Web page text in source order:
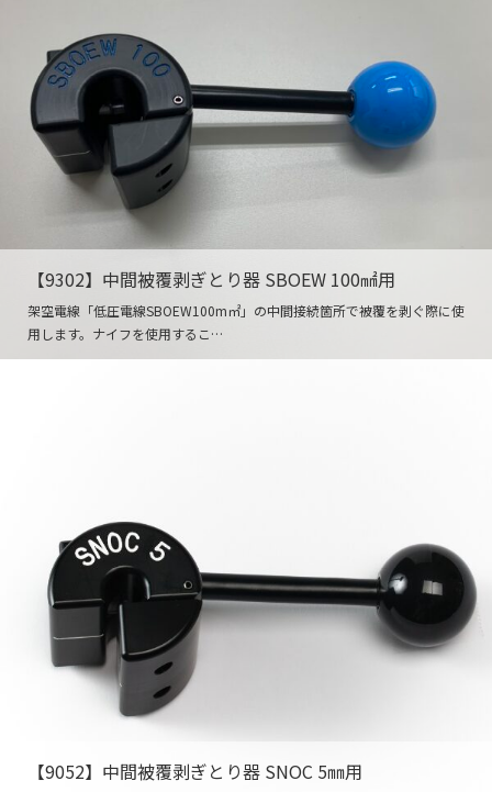
【9302】中間被覆剥ぎとり器 SBOEW 100㎟用
架空電線「低圧電線SBOEW100m㎡」の中間接続箇所で被覆を剥ぐ際に使
用します。ナイフを使用するこ…
【9052】中間被覆剥ぎとり器 SNOC 5㎜用